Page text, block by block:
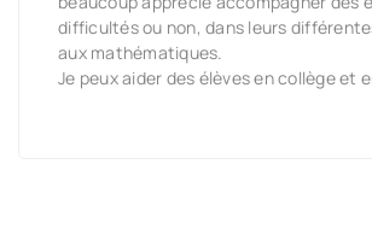
difficultés ou non, dans leurs
aux mathématiques.
Je peux aider des élèves en collège et